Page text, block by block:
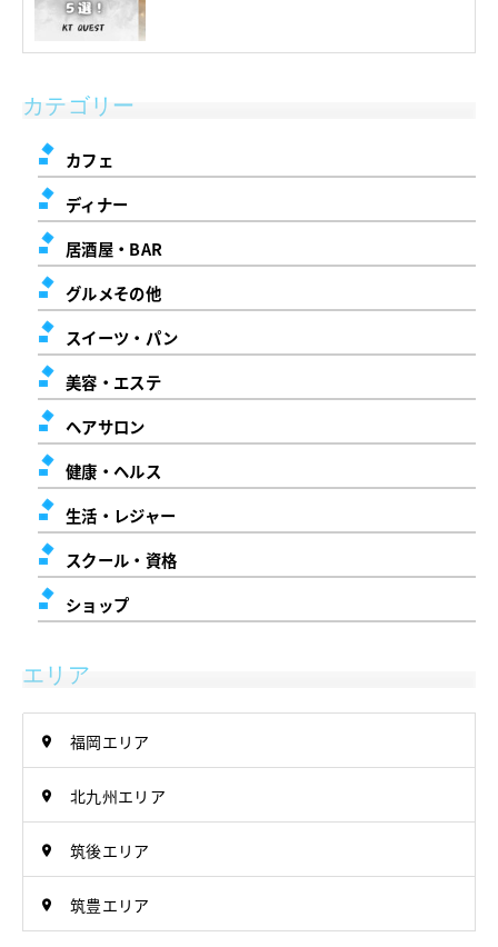
カテゴリー
カフェ
ディナー
居酒屋・BAR
グルメその他
スイーツ・パン
美容・エステ
ヘアサロン
健康・ヘルス
生活・レジャー
スクール・資格
ショップ
エリア
福岡エリア
北九州エリア
筑後エリア
筑豊エリア